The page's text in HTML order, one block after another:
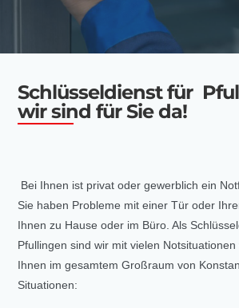
Schlüsseldienst für
wir sind für Sie da!
Bei Ihnen ist privat oder gewerblich ein
Sie haben Probleme mit einer Tür oder
Ihnen zu Hause oder im Büro. Als
Pfullingen sind wir mit vielen
Ihnen im gesamtem Großraum von
Situationen: